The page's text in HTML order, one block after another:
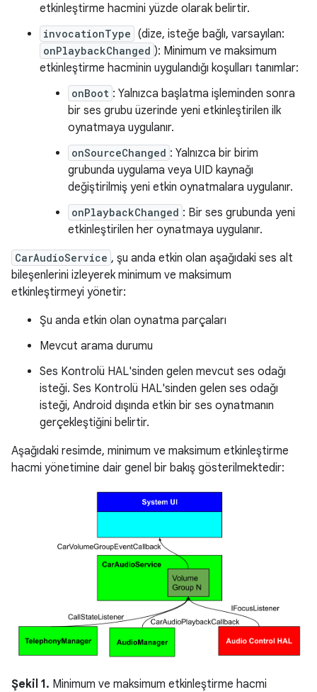
etkinleştirme hacmini yüzde olarak belirtir.
invocationType (dize, isteğe bağlı, varsayılan:
onPlaybackChanged ): Minimum ve maksimum
etkinleştirme hacminin uygulandığı koşulları tanımlar:
onBoot : Yalnızca başlatma işleminden sonra
bir ses grubu üzerinde yeni etkinleştirilen ilk
oynatmaya uygulanır.
onSourceChanged : Yalnızca bir birim
grubunda uygulama veya UID kaynağı
değiştirilmiş yeni etkin oynatmalara uygulanır.
onPlaybackChanged : Bir ses grubunda yeni
etkinleştirilen her oynatmaya uygulanır.
CarAudioService , şu anda etkin olan aşağıdaki ses alt
bileşenlerini izleyerek minimum ve maksimum
etkinleştirmeyi yönetir:
Şu anda etkin olan oynatma parçaları
Mevcut arama durumu
Ses Kontrolü HAL'sinden gelen mevcut ses odağı
isteği. Ses Kontrolü HAL'sinden gelen ses odağı
isteği, Android dışında etkin bir ses oynatmanın
gerçekleştiğini belirtir.
Aşağıdaki resimde, minimum ve maksimum etkinleştirme
hacmi yönetimine dair genel bir bakış gösterilmektedir:
Şekil 1. Minimum ve maksimum etkinleştirme hacmi